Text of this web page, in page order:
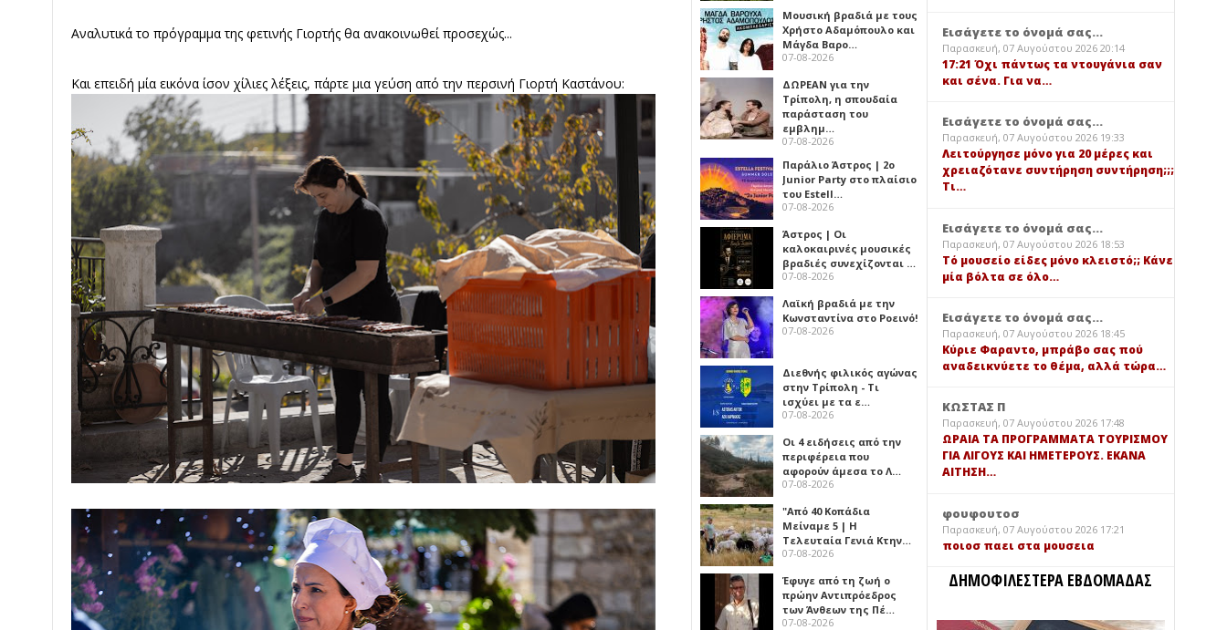
Αναλυτικά το πρόγραμμα της φετινής Γιορτής θα ανακοινωθεί προσεχώς...
Και επειδή μία εικόνα ίσον χίλιες λέξεις, πάρτε μια γεύση από την περσινή Γιορτή Καστάνου:
Μουσική βραδιά με τους
Χρήστο Αδαμόπουλο και
Μάγδα Βαρο…
07-08-2026
ΔΩΡΕΑΝ για την
Τρίπολη, η σπουδαία
παράσταση του
εμβλημ…
07-08-2026
Παράλιο Άστρος | 2ο
Junior Party στο πλαίσιο
του Estell…
07-08-2026
Άστρος | Οι
καλοκαιρινές μουσικές
βραδιές συνεχίζονται …
07-08-2026
Λαϊκή βραδιά με την
Κωνσταντίνα στο Ροεινό!
07-08-2026
Διεθνής φιλικός αγώνας
στην Τρίπολη - Τι
ισχύει με τα ε…
07-08-2026
Οι 4 ειδήσεις από την
περιφέρεια που
αφορούν άμεσα το Λ…
07-08-2026
"Από 40 Κοπάδια
Μείναμε 5 | Η
Τελευταία Γενιά Κτην…
07-08-2026
Έφυγε από τη ζωή ο
πρώην Αντιπρόεδρος
των Άνθεων της Πέ…
07-08-2026
Εισάγετε το όνομά σας...
Παρασκευή, 07 Αυγούστου 2026 20:14
17:21 Όχι πάντως τα ντουγάνια σαν
και σένα. Για να…
Εισάγετε το όνομά σας...
Παρασκευή, 07 Αυγούστου 2026 19:33
Λειτούργησε μόνο για 20 μέρες και
χρειαζότανε συντήρηση συντήρηση;;;
Τι…
Εισάγετε το όνομά σας...
Παρασκευή, 07 Αυγούστου 2026 18:53
Τό μουσείο είδες μόνο κλειστό;; Κάνε
μία βόλτα σε όλο…
Εισάγετε το όνομά σας...
Παρασκευή, 07 Αυγούστου 2026 18:45
Κύριε Φαραντο, μπράβο σας πού
αναδεικνύετε το θέμα, αλλά τώρα…
ΚΩΣΤΑΣ Π
Παρασκευή, 07 Αυγούστου 2026 17:48
ΩΡΑΙΑ ΤΑ ΠΡΟΓΡΑΜΜΑΤΑ ΤΟΥΡΙΣΜΟΥ
ΓΙΑ ΛΙΓΟΥΣ ΚΑΙ ΗΜΕΤΕΡΟΥΣ. ΕΚΑΝΑ
ΑΙΤΗΣΗ…
φουφουτοσ
Παρασκευή, 07 Αυγούστου 2026 17:21
ποιοσ παει στα μουσεια
ΔΗΜΟΦΙΛΕΣΤΕΡΑ ΕΒΔΟΜΑΔΑΣ